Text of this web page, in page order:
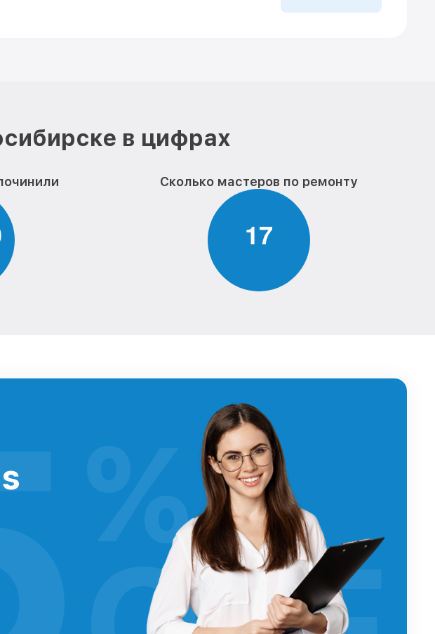
в цифрах
Сколько мастеров по ремонту
17
%